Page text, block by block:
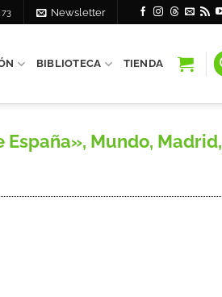
Newsletter
BIBLIOTECA TIENDA
Mundo, Madrid,